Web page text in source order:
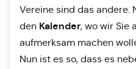
Vereine sind das andere.
den Kalender, wo wir Sie
aufmerksam machen
Nun ist es so, dass es